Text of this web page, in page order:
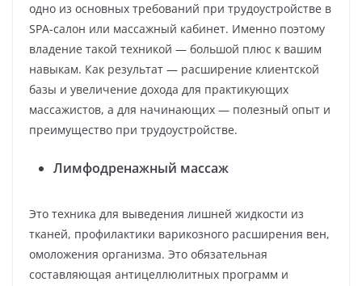
одно из основных требований при трудоустройстве в
SPA-салон или массажный кабинет. Именно поэтому
владение такой техникой — большой плюс к вашим
навыкам. Как результат — расширение клиентской
базы и увеличение дохода для практикующих
массажистов, а для начинающих — полезный опыт и
преимущество при трудоустройстве.
Лимфодренажный массаж
Это техника для выведения лишней жидкости из
тканей, профилактики варикозного расширения вен,
омоложения организма. Это обязательная
составляющая антицеллюлитных программ и